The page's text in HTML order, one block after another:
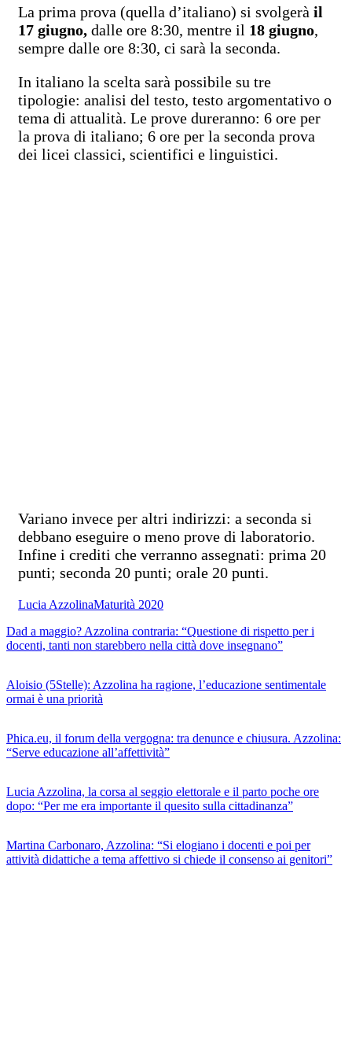
La prima prova (quella d’italiano) si svolgerà il
17 giugno, dalle ore 8:30, mentre il 18 giugno,
sempre dalle ore 8:30, ci sarà la seconda.
In italiano la scelta sarà possibile su tre
tipologie: analisi del testo, testo argomentativo o
tema di attualità. Le prove dureranno: 6 ore per
la prova di italiano; 6 ore per la seconda prova
dei licei classici, scientifici e linguistici.
Variano invece per altri indirizzi: a seconda si
debbano eseguire o meno prove di laboratorio.
Infine i crediti che verranno assegnati: prima 20
punti; seconda 20 punti; orale 20 punti.
Lucia AzzolinaMaturità 2020
Dad a maggio? Azzolina contraria: “Questione di rispetto per i
docenti, tanti non starebbero nella città dove insegnano”
Aloisio (5Stelle): Azzolina ha ragione, l’educazione sentimentale
ormai è una priorità
Phica.eu, il forum della vergogna: tra denunce e chiusura. Azzolina:
“Serve educazione all’affettività”
Lucia Azzolina, la corsa al seggio elettorale e il parto poche ore
dopo: “Per me era importante il quesito sulla cittadinanza”
Martina Carbonaro, Azzolina: “Si elogiano i docenti e poi per
attività didattiche a tema affettivo si chiede il consenso ai genitori”